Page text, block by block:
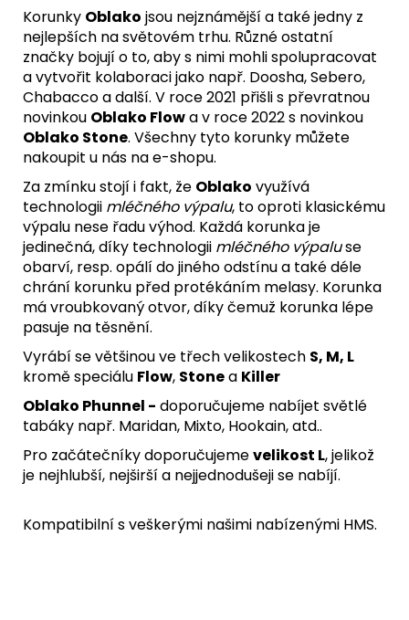
Korunky Oblako jsou nejznámější a také jedny z
nejlepších na světovém trhu. Různé ostatní
značky bojují o to, aby s nimi mohli spolupracovat
a vytvořit kolaboraci jako např. Doosha, Sebero,
Chabacco a další. V roce 2021 přišli s převratnou
novinkou Oblako Flowa v roce 2022 s novinkou
Oblako Stone. Všechny tyto korunky můžete
nakoupit u nás nae-shopu.
Za zmínku stojí i fakt, že Oblako využívá
technologii mléčného výpalu, to oproti klasickému
výpalu nese řadu výhod. Každá korunka je
jedinečná, díky technologii mléčného výpaluse
obarví, resp. opálí do jiného odstínu a také déle
chrání korunku před protékáním melasy. Korunka
má vroubkovaný otvor, díky čemuž korunka lépe
pasuje na těsnění.
Vyrábí se většinou ve třech velikostech S, M, L
kromě speciálu Flow, Stonea Killer
Oblako Phunnel - doporučujeme nabíjet světlé
tabáky např. Maridan, Mixto, Hookain, atd..
Pro začátečníky doporučujemevelikost L, jelikož
je nejhlubší, nejširší a nejjednodušeji se nabíjí.
Kompatibilní s veškerými našimi nabízenými HMS.